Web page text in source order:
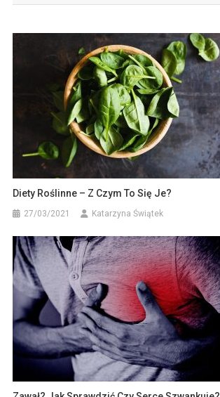
Diety Roślinne – Z Czym To Się Je?
27/03/2021 Katarzyna Świątek